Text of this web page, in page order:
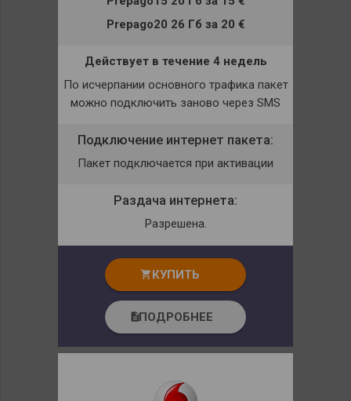
Prepago20 26 Гб за20 €
Действует в течение 4 недель
По исчерпании основного трафика пакет
можно подключить заново через SMS
Подключение интернет пакета:
Пакет подключается при активации
Раздача интернета:
Разрешена.
shopping_cart КУПИТЬ
descriptionПОДРОБНЕЕ